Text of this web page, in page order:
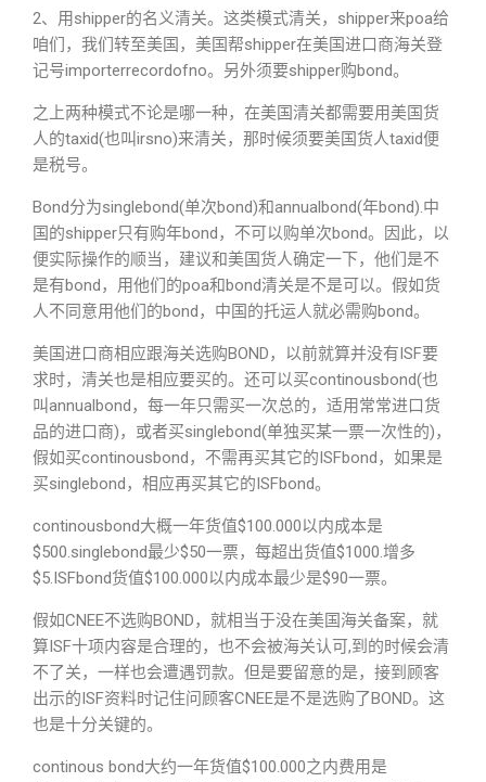
2、用shipper的名义清关。这类模式清关，shipper来poa给
咱们，我们转至美国，美国帮shipper在美国进口商海关登
记号importerrecordofno。另外须要shipper购bond。
之上两种模式不论是哪一种，在美国清关都需要用美国货
人的taxid(也叫irsno)来清关，那时候须要美国货人taxid便
是税号。
Bond分为singlebond(单次bond)和annualbond(年bond).中
国的shipper只有购年bond，不可以购单次bond。因此，以
便实际操作的顺当，建议和美国货人确定一下，他们是不
是有bond，用他们的poa和bond清关是不是可以。假如货
人不同意用他们的bond，中国的托运人就必需购bond。
美国进口商相应跟海关选购BOND，以前就算并没有ISF要
求时，清关也是相应要买的。还可以买continousbond(也
叫annualbond，每一年只需买一次总的，适用常常进口货
品的进口商)，或者买singlebond(单独买某一票一次性的)，
假如买continousbond，不需再买其它的ISFbond，如果是
买singlebond，相应再买其它的ISFbond。
continousbond大概一年货值$100.000以内成本是
$500.singlebond最少$50一票，每超出货值$1000.增多
$5.ISFbond货值$100.000以内成本最少是$90一票。
假如CNEE不选购BOND，就相当于没在美国海关备案，就
算ISF十项内容是合理的，也不会被海关认可,到的时候会清
不了关，一样也会遭遇罚款。但是要留意的是，接到顾客
出示的ISF资料时记住问顾客CNEE是不是选购了BOND。这
也是十分关键的。
continous bond大约一年货值$100.000之内费用是